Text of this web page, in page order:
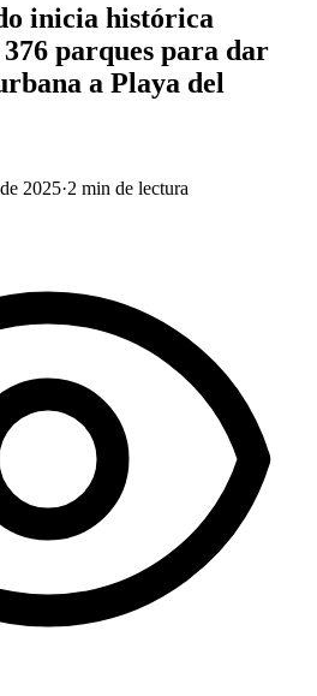
inicia histórica
parques para dar
a Playa del
2025·2 min de lectura